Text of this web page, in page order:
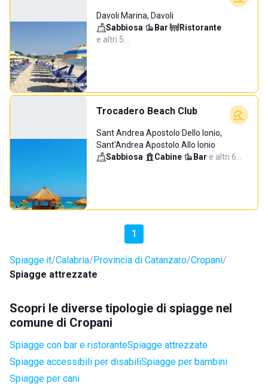
Davoli Marina, Davoli
Sabbiosa· Bar· Ristorante·
e altri 5…
Trocadero Beach Club
Sant Andrea Apostolo Dello Ionio,
Sant'Andrea Apostolo Allo Ionio
Sabbiosa· Cabine· Bar·e altri 6…
1
Spiagge.it Calabria Provincia di Catanzaro Cropani
Spiagge attrezzate
Scopri le diverse tipologie di spiagge nel
comune di Cropani
Spiagge con bar e ristoranteSpiagge attrezzate
Spiagge accessibili per disabiliSpiagge per bambini
Spiagge per cani